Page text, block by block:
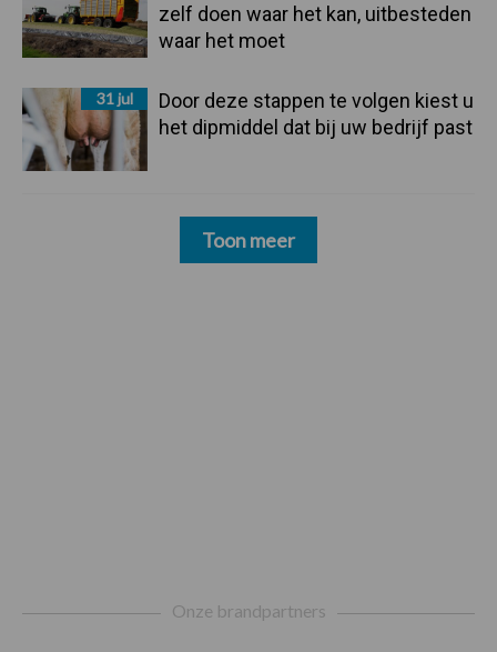
zelf doen waar het kan, uitbesteden
waar het moet
31 jul
Door deze stappen te volgen kiest u
het dipmiddel dat bij uw bedrijf past
Toon meer
Onze brandpartners